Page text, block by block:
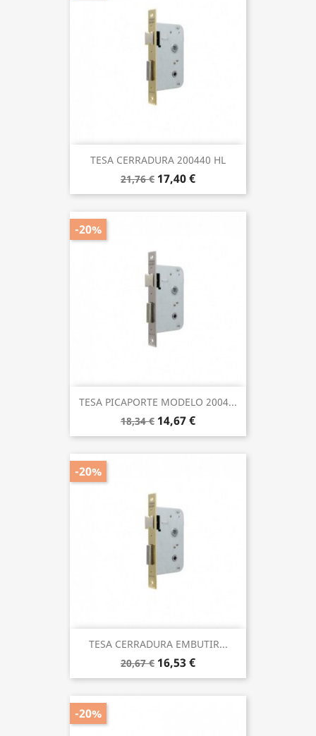
TESA CERRADURA 200440 HL
21,76 € 17,40 €
TESA PICAPORTE MODELO 2004...
18,34 € 14,67 €
-20%
TESA CERRADURA EMBUTIR...
20,67 € 16,53 €
-20%
-20%